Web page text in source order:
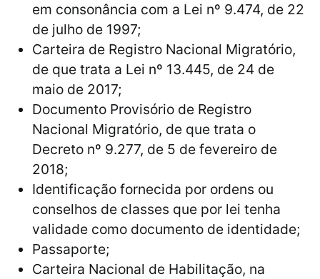
em consonância com a Lei nº 9.474, de 22
de julho de 1997;
Carteira de Registro Nacional Migratório,
de que trata a Lei nº 13.445, de 24 de
maio de 2017;
Documento Provisório de Registro
Nacional Migratório, de que trata o
Decreto nº 9.277, de 5 de fevereiro de
2018;
Identificação fornecida por ordens ou
conselhos de classes que por lei tenha
validade como documento de identidade;
Passaporte;
Carteira Nacional de Habilitação, na